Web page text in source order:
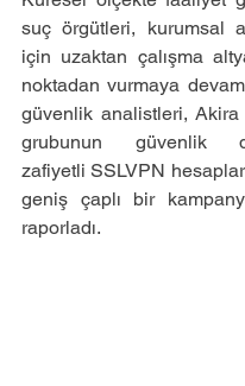
suç örgütleri, kurumsal
için uzaktan çalışma
noktadan vurmaya
güvenlik analistleri, Akira
grubunun güvenlik
zafiyetli SSLVPN
geniş çaplı bir
raporladı.